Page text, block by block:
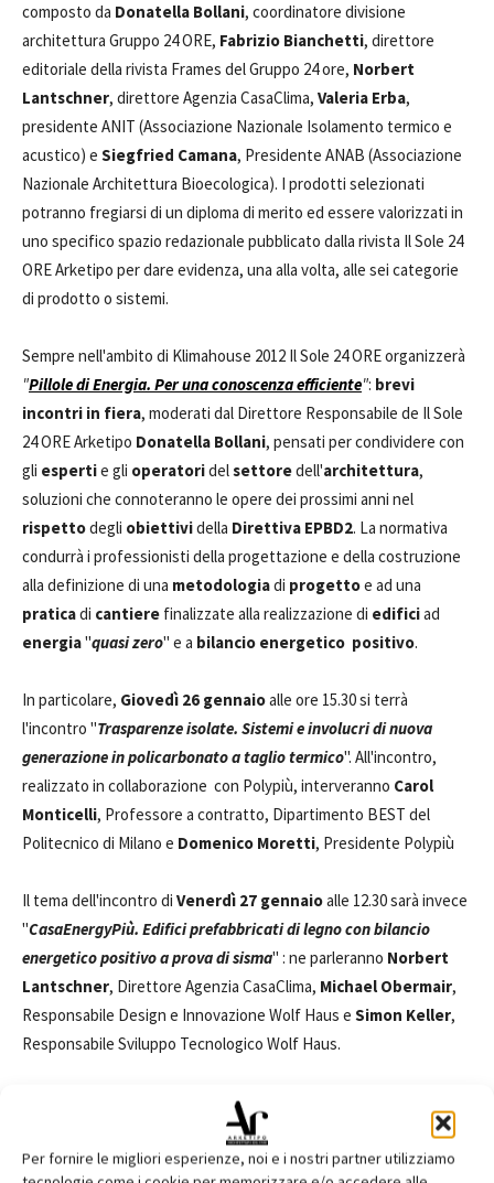
Per fornire le migliori esperienze, noi e i nostri partner utilizziamo
composto da Donatella Bollani, coordinatore divisione
architettura Gruppo 24 ORE, Fabrizio Bianchetti, direttore
editoriale della rivista Frames del Gruppo 24 ore, Norbert
Lantschner, direttore Agenzia CasaClima, Valeria Erba,
presidente ANIT (Associazione Nazionale Isolamento termico e
acustico) e Siegfried Camana, Presidente ANAB (Associazione
Nazionale Architettura Bioecologica). I prodotti selezionati
potranno fregiarsi di un diploma di merito ed essere valorizzati in
uno specifico spazio redazionale pubblicato dalla rivista Il Sole 24
ORE Arketipo per dare evidenza, una alla volta, alle sei categorie
di prodotto o sistemi.
Sempre nell'ambito di Klimahouse 2012 Il Sole 24 ORE organizzerà
"Pillole di Energia. Per una conoscenza efficiente": brevi
incontri in fiera, moderati dal Direttore Responsabile de Il Sole
24 ORE Arketipo Donatella Bollani, pensati per condividere con
gli espertie gli operatoridelsettoredell'architettura,
soluzioni che connoteranno le opere dei prossimi anni nel
rispettodegli obiettividella Direttiva EPBD2. La normativa
condurrà i professionisti della progettazione e della costruzione
alla definizione di una metodologiadi progettoe ad una
praticadi cantiere finalizzate alla realizzazione di edificiad
energia"quasi zero" e a bilancio energetico positivo.
In particolare, Giovedì 26 gennaioalle ore 15.30 si terrà
l'incontro "Trasparenze isolate. Sistemi e involucri di nuova
generazione in policarbonato a taglio termico". All'incontro,
realizzato in collaborazione con Polypiù, interveranno Carol
Monticelli, Professore a contratto, Dipartimento BEST del
Politecnico di Milano e Domenico Moretti, Presidente Polypiù
Il tema dell'incontro di Venerdì 27 gennaioalle 12.30 sarà invece
"CasaEnergyPiù. Edifici prefabbricati di legno con bilancio
energetico positivo a prova di sisma" : ne parleranno Norbert
Lantschner, Direttore Agenzia CasaClima, Michael Obermair,
Responsabile Design e Innovazione Wolf Haus e Simon Keller,
Responsabile Sviluppo Tecnologico Wolf Haus.
Sabato 28 gennaio
Sistemi a secco. Elementi e soluzioni
termoisolanti ad elevate performance ". InterverrannoMatteo